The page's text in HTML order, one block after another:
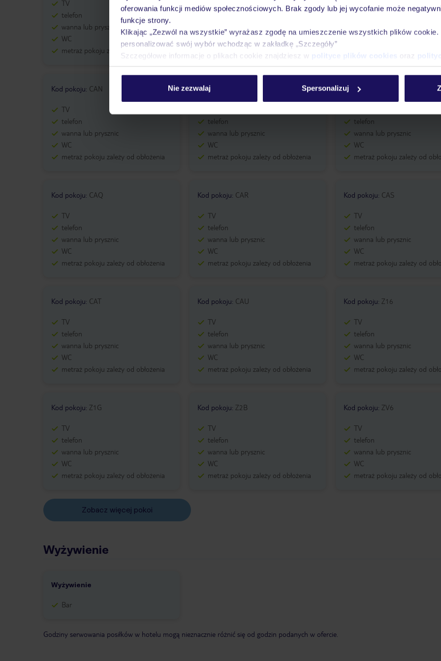
oferowania funkcji mediów społecznościowych. Brak zgody lub jej wycofanie może
funkcje strony.
Klikając „Zezwól na wszystkie” wyrażasz zgodę na umieszczenie wszystkich plików
personalizować swój wybór wchodząc w zakładkę „Szczegóły”
Szczegółowe informacje o plikach cookie znajdziesz w polityce plików cookies oraz
Nie zezwalaj Spersonalizuj
TV
telefon
wanna lub prysznic
WC
metraż pokoju zależy od obłożenia
telefon
wanna lub prysznic
metraż pokoju zależy od obłożenia
telefon
WC
Kod pokoju: CAN
TV
telefon
wanna lub prysznic
WC
metraż pokoju zależy od obłożenia
Kod pokoju
telefon
wanna lub prysznic
WC
metraż pokoju zależy od obłożenia
Kod pokoju
telefon
wanna lub prysznic
WC
metraż pokoju zależy od
Kod pokoju: CAQ
TV
telefon
wanna lub prysznic
WC
metraż pokoju zależy od obłożenia
Kod pokoju: CAR
TV
telefon
wanna lub prysznic
WC
metraż pokoju zależy od obłożenia
Kod pokoju: CAS
TV
telefon
wanna lub prysznic
WC
metraż pokoju zależy od
Kod pokoju: CAT
TV
telefon
wanna lub prysznic
WC
metraż pokoju zależy od obłożenia
Kod pokoju: CAU
TV
telefon
wanna lub prysznic
WC
metraż pokoju zależy od obłożenia
Kod pokoju: Z16
TV
telefon
wanna lub prysznic
WC
metraż pokoju zależy od
Kod pokoju: Z1G
TV
telefon
wanna lub prysznic
WC
metraż pokoju zależy od obłożenia
Kod pokoju: Z2B
TV
telefon
wanna lub prysznic
WC
metraż pokoju zależy od obłożenia
Kod pokoju: ZV6
TV
telefon
wanna lub prysznic
WC
metraż pokoju zależy od
Zobacz więcej pokoi
Wyżywienie
Wyżywienie
Bar
Godziny serwowania posiłków w hotelu mogą nieznacznie różnić się od godzin podanych w ofercie.